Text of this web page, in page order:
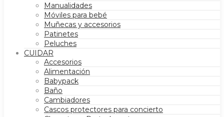
Manualidades
Móviles para bebé
Muñecas y accesorios
Patinetes
Peluches
CUIDAR
Accesorios
Alimentación
Babypack
Baño
Cambiadores
Cascos protectores para concierto